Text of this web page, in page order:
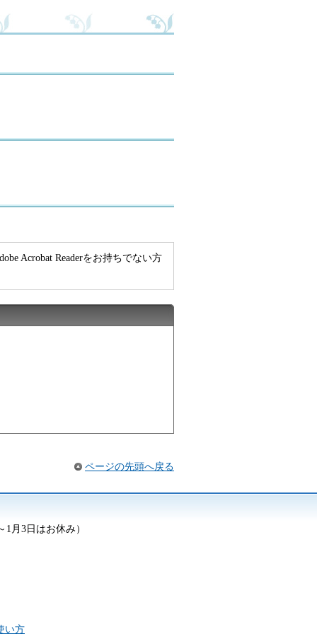
Acrobat Readerをお持ちでない方
ページの先頭へ戻る
月3日はお休み）
い方